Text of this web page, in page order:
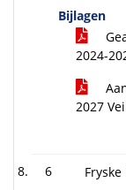
Bijlagen
2024-
2027
6